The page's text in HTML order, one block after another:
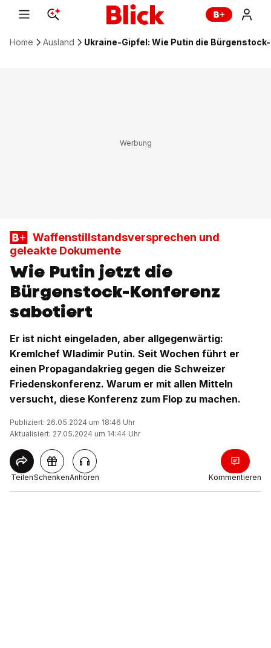
Home Ausland Ukraine-Gipfel: Wie Putin die
Waffenstillstandsversprechen und
geleakte Dokumente
Wie Putin jetzt die
Bürgenstock-Konferenz
sabotiert
Er ist nicht eingeladen, aber allgegenwärtig:
Kremlchef Wladimir Putin. Seit Wochen führt er
einen Propagandakrieg gegen die Schweizer
Friedenskonferenz. Warum er mit allen Mitteln
versucht, diese Konferenz zum Flop zu machen.
Publiziert: 26.05.2024 um 18:46 Uhr
Aktualisiert: 27.05.2024 um 14:44 Uhr
TeilenSchenkenAnhören Kommentieren